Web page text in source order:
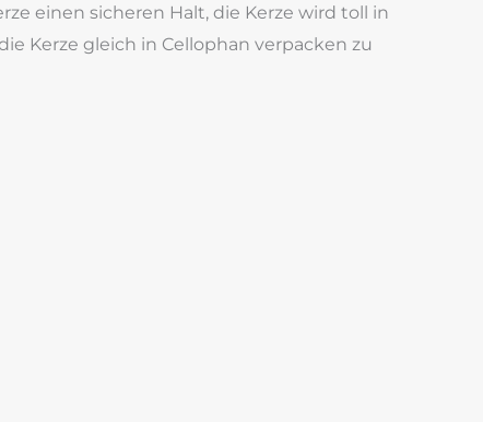
einen sicheren Halt, die Kerze wird toll in
Kerze gleich in Cellophan verpacken zu